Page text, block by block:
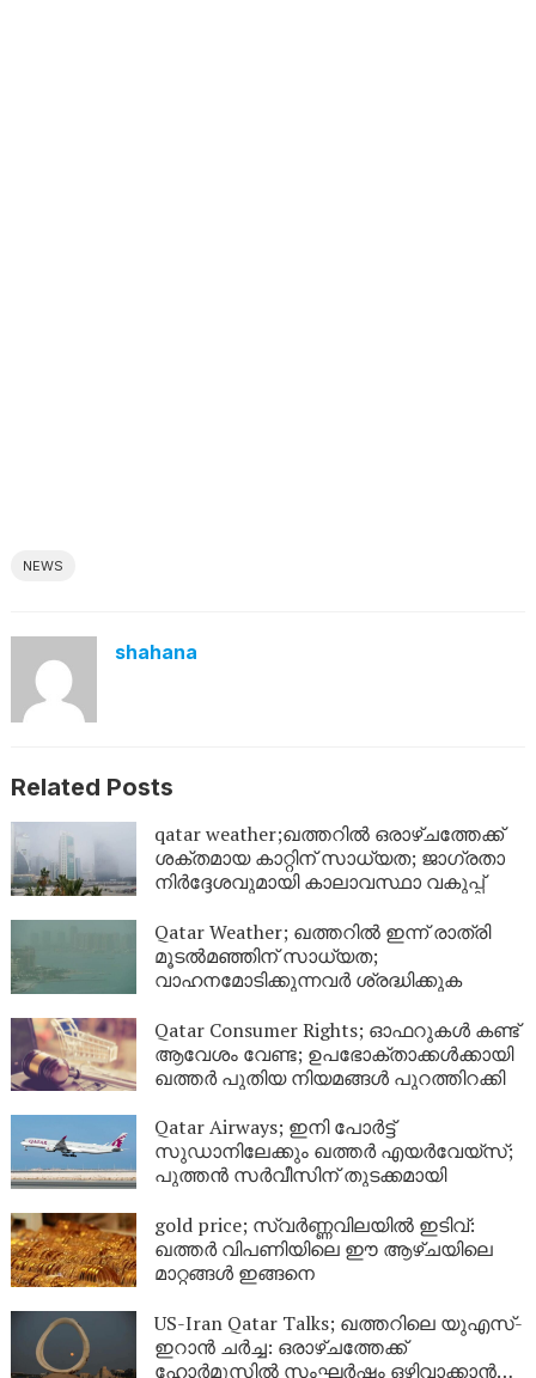
NEWS
shahana
Related Posts
qatar weather;ഖത്തറിൽ ഒരാഴ്ചത്തേക്ക്
ശക്തമായ കാറ്റിന് സാധ്യത; ജാഗ്രതാ
നിർദ്ദേശവുമായി കാലാവസ്ഥാ വകുപ്പ്
Qatar Weather; ഖത്തറിൽ ഇന്ന് രാത്രി
മൂടൽമഞ്ഞിന് സാധ്യത;
വാഹനമോടിക്കുന്നവർ ശ്രദ്ധിക്കുക
Qatar Consumer Rights; ഓഫറുകൾ കണ്ട്
ആവേശം വേണ്ട; ഉപഭോക്താക്കൾക്കായി
ഖത്തർ പുതിയ നിയമങ്ങൾ പുറത്തിറക്കി
Qatar Airways; ഇനി പോർട്ട്
സുഡാനിലേക്കും ഖത്തർ എയർവേയ്‌സ്;
പുത്തൻ സർവീസിന് തുടക്കമായി
gold price; സ്വർണ്ണവിലയിൽ ഇടിവ്:
ഖത്തർ വിപണിയിലെ ഈ ആഴ്ചയിലെ
മാറ്റങ്ങൾ ഇങ്ങനെ
US-Iran Qatar Talks; ഖത്തറിലെ യുഎസ്-
ഇറാൻ ചർച്ച: ഒരാഴ്ചത്തേക്ക്
ഹോർമൂസിൽ സംഘർഷം ഒഴിവാക്കാൻ